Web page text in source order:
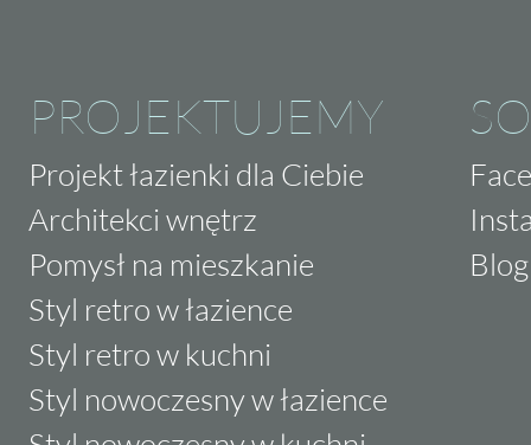
PROJEKTUJEMY
Projekt łazienki dla Ciebie
Architekci wnętrz
Pomysł na mieszkanie
Styl retro w łazience
Styl retro w kuchni
Styl nowoczesny w łazience
Blog